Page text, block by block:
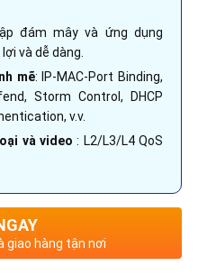
đám mây và ứng dụng
và dễ dàng.
mẽ: IP-MAC-Port Binding,
Storm Control, DHCP
v.v.
và video : L2/L3/L4 QoS
giao hàng tận nơi